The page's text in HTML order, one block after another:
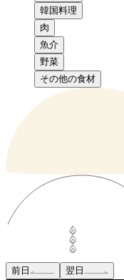
韓国料理
肉
魚介
野菜
その他の食材
前日 翌日